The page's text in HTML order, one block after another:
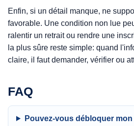
Enfin, si un détail manque, ne
favorable. Une condition non lue
ralentir un retrait ou rendre une
la plus sûre reste simple: quand
claire, il faut demander, vérifier ou
FAQ
Pouvez-vous débloquer